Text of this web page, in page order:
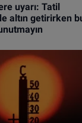
uyarı: Tatil
altın getirirken